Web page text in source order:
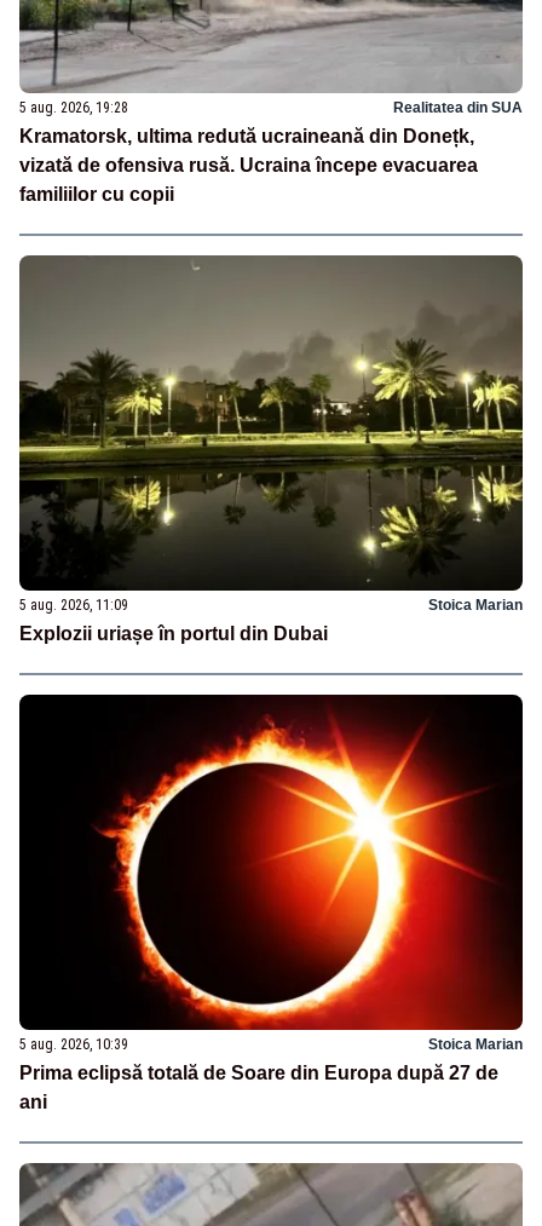
5 aug. 2026, 19:28 Realitatea din SUA
Kramatorsk, ultima redută ucraineană din Donețk,
vizată de ofensiva rusă. Ucraina începe evacuarea
familiilor cu copii
5 aug. 2026, 11:09 Stoica Marian
Explozii uriașe în portul din Dubai
5 aug. 2026, 10:39 Stoica Marian
Prima eclipsă totală de Soare din Europa după 27 de
ani